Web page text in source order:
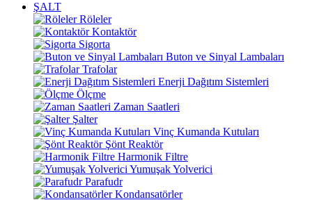
ŞALT
Röleler
Kontaktör
Sigorta
Buton ve Sinyal Lambaları
Trafolar
Enerji Dağıtım Sistemleri
Ölçme
Zaman Saatleri
Şalter
Vinç Kumanda Kutuları
Şönt Reaktör
Harmonik Filtre
Yumuşak Yolverici
Parafudr
Kondansatörler